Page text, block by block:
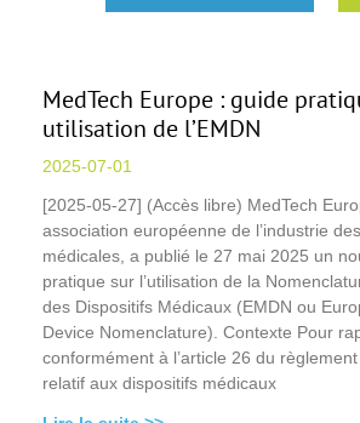
MedTech Europe : guide
utilisation de l’EMDN
2025-07-01
[2025-05-27] (Accès libre) MedTech
association européenne de l’industrie
médicales, a publié le 27 mai 2025 un
pratique sur l’utilisation de la
des Dispositifs Médicaux (EMDN ou
Device Nomenclature). Contexte Pour
conformément à l’article 26 du
relatif aux dispositifs médicaux